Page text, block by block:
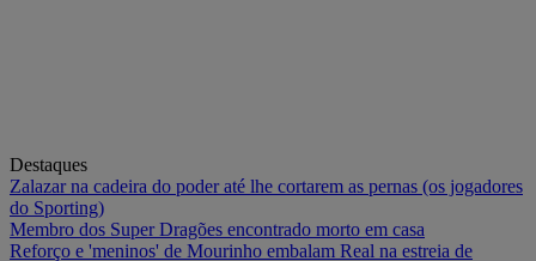
Destaques
Zalazar na cadeira do poder até lhe cortarem as pernas (os jogadores
do Sporting)
Membro dos Super Dragões encontrado morto em casa
Reforço e 'meninos' de Mourinho embalam Real na estreia de